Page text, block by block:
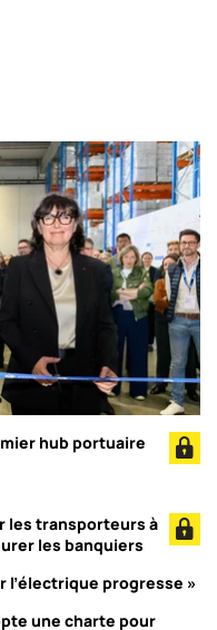
hub portuaire
les transporteurs à
les banquiers
l’électrique progresse »
une charte pour